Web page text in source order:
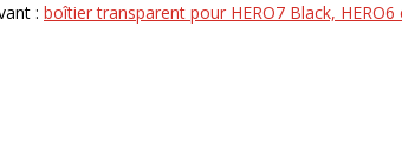
: boîtier transparent pour HERO7 Black, HERO6